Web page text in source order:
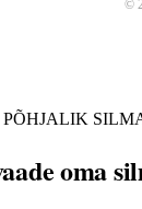
©
oma